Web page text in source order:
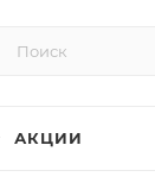
АКЦИИ